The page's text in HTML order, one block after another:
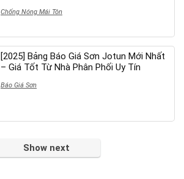
Chống Nóng Mái Tôn
[2025] Bảng Báo Giá Sơn Jotun Mới Nhất
– Giá Tốt Từ Nhà Phân Phối Uy Tín
Báo Giá Sơn
Show next